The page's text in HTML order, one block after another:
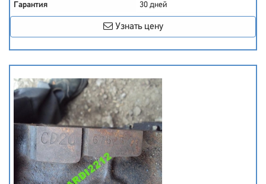
Гарантия
30 дней
Узнать цену